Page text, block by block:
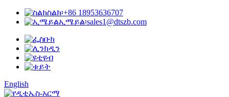
ስልክ፡+86 18953636707
ኢሜይል፡sales1@dtszb.com
English